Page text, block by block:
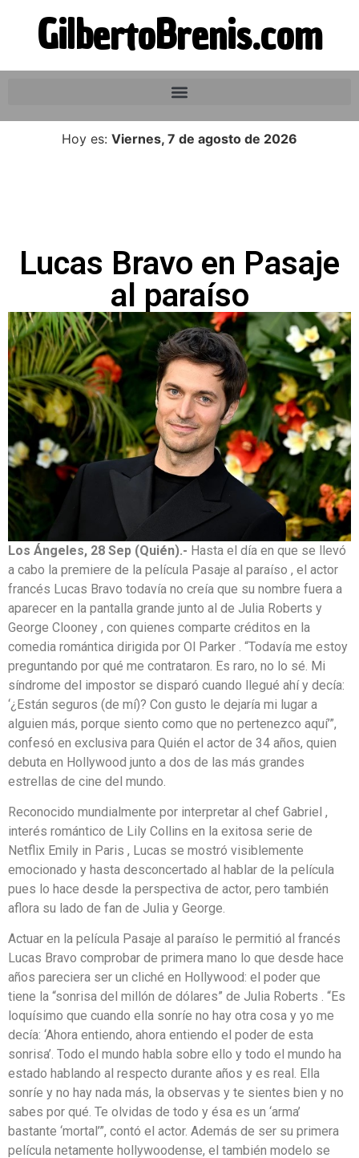
GilbertoBrenis.com
Hoy es: Viernes, 7 de agosto de 2026
Lucas Bravo en Pasaje
al paraíso
Los Ángeles, 28 Sep (Quién).- Hasta el día en que se llevó
a cabo la premiere de la película Pasaje al paraíso , el actor
francés Lucas Bravo todavía no creía que su nombre fuera a
aparecer en la pantalla grande junto al de Julia Roberts y
George Clooney , con quienes comparte créditos en la
comedia romántica dirigida por Ol Parker . “Todavía me estoy
preguntando por qué me contrataron. Es raro, no lo sé. Mi
síndrome del impostor se disparó cuando llegué ahí y decía:
‘¿Están seguros (de mí)? Con gusto le dejaría mi lugar a
alguien más, porque siento como que no pertenezco aquí’”,
confesó en exclusiva para Quién el actor de 34 años, quien
debuta en Hollywood junto a dos de las más grandes
estrellas de cine del mundo.
Reconocido mundialmente por interpretar al chef Gabriel ,
interés romántico de Lily Collins en la exitosa serie de
Netflix Emily in Paris , Lucas se mostró visiblemente
emocionado y hasta desconcertado al hablar de la película
pues lo hace desde la perspectiva de actor, pero también
aflora su lado de fan de Julia y George.
Actuar en la película Pasaje al paraíso le permitió al francés
Lucas Bravo comprobar de primera mano lo que desde hace
años pareciera ser un cliché en Hollywood: el poder que
tiene la “sonrisa del millón de dólares” de Julia Roberts . “Es
loquísimo que cuando ella sonríe no hay otra cosa y yo me
decía: ‘Ahora entiendo, ahora entiendo el poder de esta
sonrisa’. Todo el mundo habla sobre ello y todo el mundo ha
estado hablando al respecto durante años y es real. Ella
sonríe y no hay nada más, la observas y te sientes bien y no
sabes por qué. Te olvidas de todo y ésa es un ‘arma’
bastante ‘mortal’”, contó el actor. Además de ser su primera
película netamente hollywoodense, el también modelo se